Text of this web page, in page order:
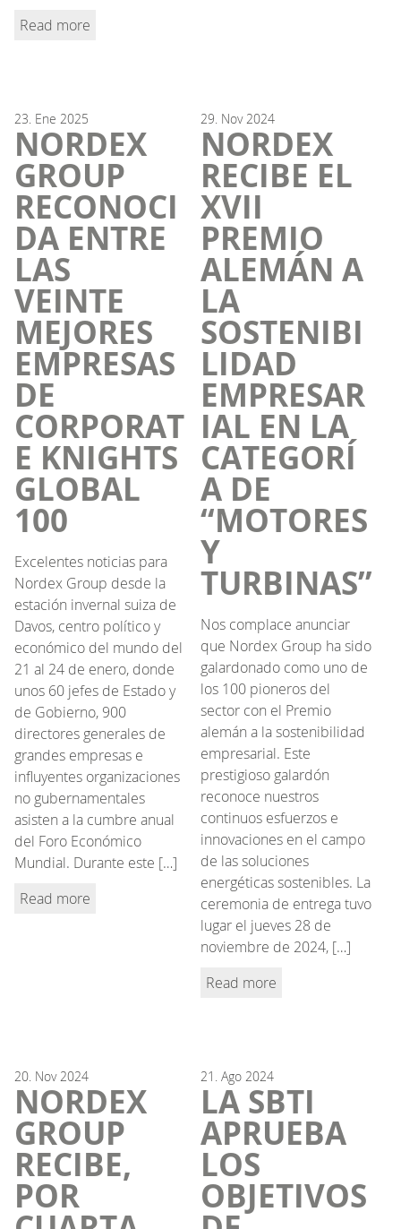
Read more
23. Ene 2025
NORDEX
GROUP
RECONOCI
DA ENTRE
LAS
VEINTE
MEJORES
EMPRESAS
DE
CORPORAT
E KNIGHTS
GLOBAL
100
Excelentes noticias para
Nordex Group desde la
estación invernal suiza de
Davos, centro político y
económico del mundo del
21 al 24 de enero, donde
unos 60 jefes de Estado y
de Gobierno, 900
directores generales de
grandes empresas e
influyentes organizaciones
no gubernamentales
asisten a la cumbre anual
del Foro Económico
Mundial. Durante este […]
Read more
29. Nov 2024
NORDEX
RECIBE EL
XVII
PREMIO
ALEMÁN A
LA
SOSTENIBI
LIDAD
EMPRESAR
IAL EN LA
CATEGORÍ
A DE
“MOTORES
Y
TURBINAS”
Nos complace anunciar
que Nordex Group ha sido
galardonado como uno de
los 100 pioneros del
sector con el Premio
alemán a la sostenibilidad
empresarial. Este
prestigioso galardón
reconoce nuestros
continuos esfuerzos e
innovaciones en el campo
de las soluciones
energéticas sostenibles. La
ceremonia de entrega tuvo
lugar el jueves 28 de
noviembre de 2024, […]
Read more
20. Nov 2024
NORDEX
GROUP
RECIBE,
POR
21. Ago 2024
LA SBTI
APRUEBA
LOS
OBJETIVOS